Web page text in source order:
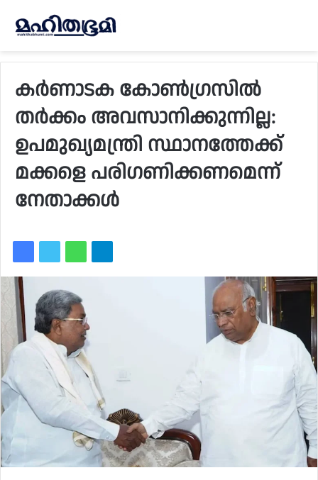
കർണാടക കോൺഗ്രസിൽ
തർക്കം അവസാനിക്കുന്നില്ല:
ഉപമുഖ്യമന്ത്രി സ്ഥാനത്തേക്ക്
മക്കളെ പരിഗണിക്കണമെന്ന്
നേതാക്കൾ